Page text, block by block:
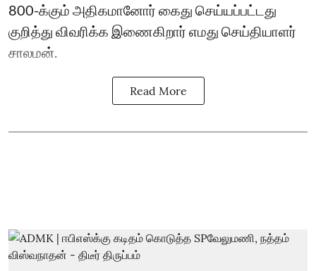
800-க்கும் அதிகமானோர் கைது செய்யப்பட்டது
குறித்து விவரிக்க இணைகிறார் எமது செய்தியாளர்
சாலமன்.
Read More